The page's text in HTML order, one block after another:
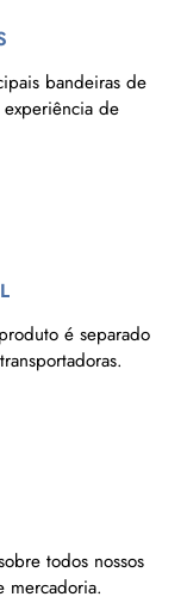
bandeiras de
de
é separado
todos nossos
mercadoria.